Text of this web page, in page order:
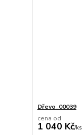
Dřevo_00039
cena od
1 040 Kč/ks